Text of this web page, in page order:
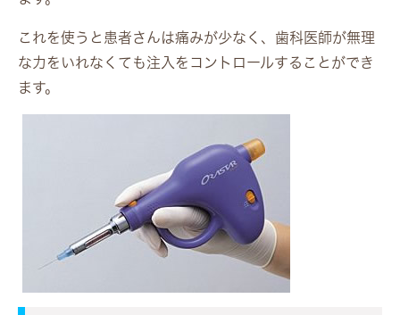
これを使うと患者さんは痛みが少なく、歯科医師が無理
な力をいれなくても注入をコントロールすることができ
ます。